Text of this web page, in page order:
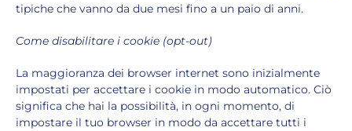
tipiche che vanno da due mesi fino a un paio di anni.
Come disabilitare i cookie (opt-out)
La maggioranza dei browser internet sono inizialmente
impostati per accettare i cookie in modo automatico. Ciò
significa che hai la possibilità, in ogni momento, di
impostare il tuo browser in modo da accettare tutti i